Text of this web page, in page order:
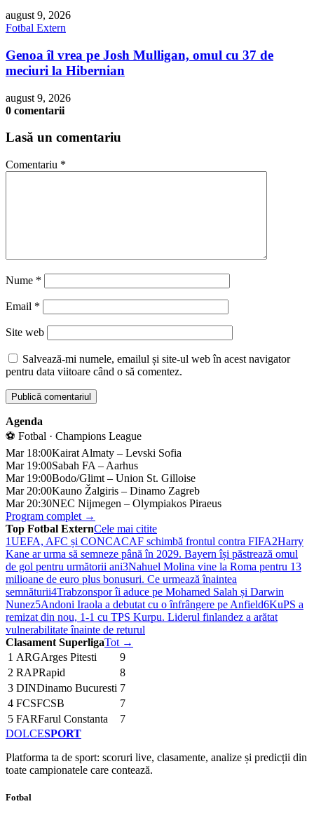
august 9, 2026
Fotbal Extern
Genoa îl vrea pe Josh Mulligan, omul cu 37 de
meciuri la Hibernian
august 9, 2026
0 comentarii
Lasă un comentariu
Comentariu *
Nume *
Email *
Site web
Salvează-mi numele, emailul și site-ul web în acest navigator
pentru data viitoare când o să comentez.
Agenda
⚽ Fotbal · Champions League
Mar 18:00Kairat Almaty – Levski Sofia
Mar 19:00Sabah FA – Aarhus
Mar 19:00Bodo/Glimt – Union St. Gilloise
Mar 20:00Kauno Žalgiris – Dinamo Zagreb
Mar 20:30NEC Nijmegen – Olympiakos Piraeus
Program complet →
Top Fotbal ExternCele mai citite
1UEFA, AFC și CONCACAF schimbă frontul contra FIFA2Harry
Kane ar urma să semneze până în 2029. Bayern își păstrează omul
de gol pentru următorii ani3Nahuel Molina vine la Roma pentru 13
milioane de euro plus bonusuri. Ce urmează înaintea
semnăturii4Trabzonspor îi aduce pe Mohamed Salah și Darwin
Nunez5Andoni Iraola a debutat cu o înfrângere pe Anfield6KuPS a
remizat din nou, 1-1 cu TPS Kurpu. Liderul finlandez a arătat
vulnerabilitate înainte de returul
Clasament SuperligaTot →
1 ARGArges Pitesti
9
2 RAPRapid
8
3 DINDinamo Bucuresti 7
4 FCSFCSB
7
5 FARFarul Constanta
7
DOLCESPORT
Platforma ta de sport: scoruri live, clasamente, analize și predicții din
toate campionatele care contează.
Fotbal